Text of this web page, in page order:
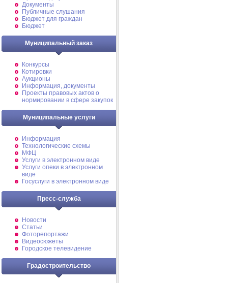
Документы
Публичные слушания
Бюджет для граждан
Бюджет
Муниципальный заказ
Конкурсы
Котировки
Аукционы
Информация, документы
Проекты правовых актов о
нормировании в сфере закупок
Муниципальные услуги
Информация
Технологические схемы
МФЦ
Услуги в электронном виде
Услуги опеки в электронном
виде
Госуслуги в электронном виде
Пресс-служба
Новости
Статьи
Фоторепортажи
Видеосюжеты
Городское телевидение
Градостроительство